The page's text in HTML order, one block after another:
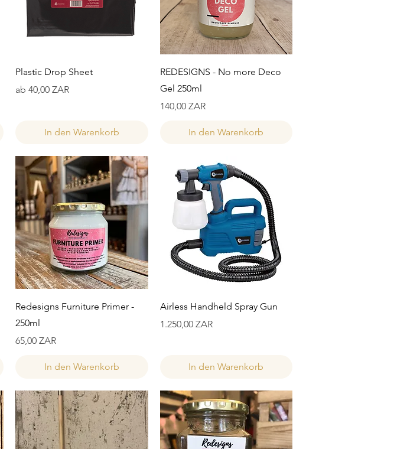
Schnellansicht
Plastic Drop Sheet
ab 40,00 ZAR
Sale-Preis
In den Warenkorb
Schnellansicht
REDESIGNS - No more Deco
Gel 250ml
Preis
140,00 ZAR
In den Warenkorb
Schnellansicht
Redesigns Furniture Primer -
250ml
Preis
65,00 ZAR
In den Warenkorb
Schnellansicht
Airless Handheld Spray Gun
Preis
1.250,00 ZAR
In den Warenkorb